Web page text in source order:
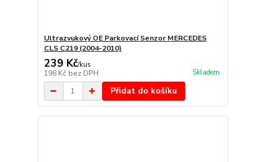
Ultrazvukový OE Parkovací Senzor MERCEDES
CLS C219 (2004-2010)
239 Kč/kus
198 Kč bez DPH Skladem
Přidat do košíku